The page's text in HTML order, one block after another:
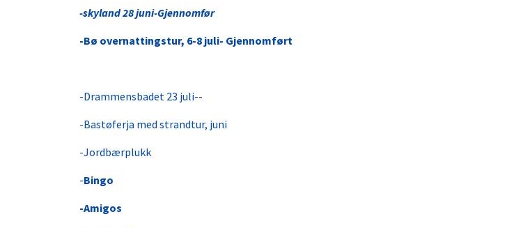
-skyland 28 juni-Gjennomfør
-Bø overnattingstur, 6-8 juli- Gjennomført
-Drammensbadet 23 juli--
-Bastøferja med strandtur, juni
-Jordbærplukk
-Bingo
-Amigos